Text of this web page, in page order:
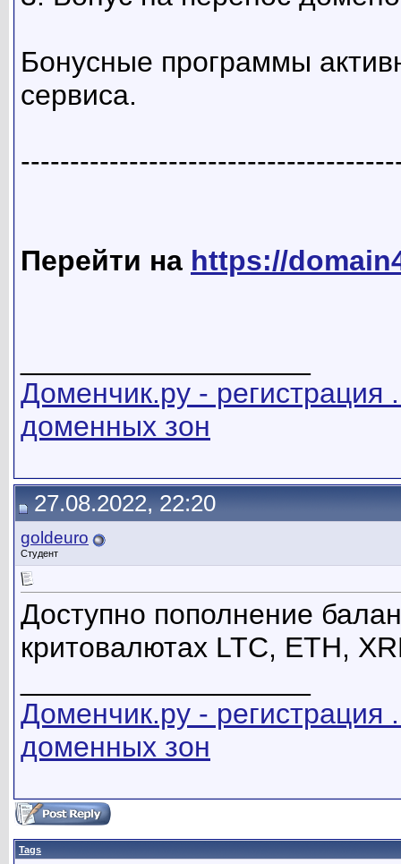
Бонусные программы
сервиса.
Перейти на https://
Доменчик.ру -
доменных зон
27.08.2022, 22:20
goldeuro
Студент
Доступно пополнение
критовалютах LTC, ETH,
Доменчик.ру -
доменных зон
Tags